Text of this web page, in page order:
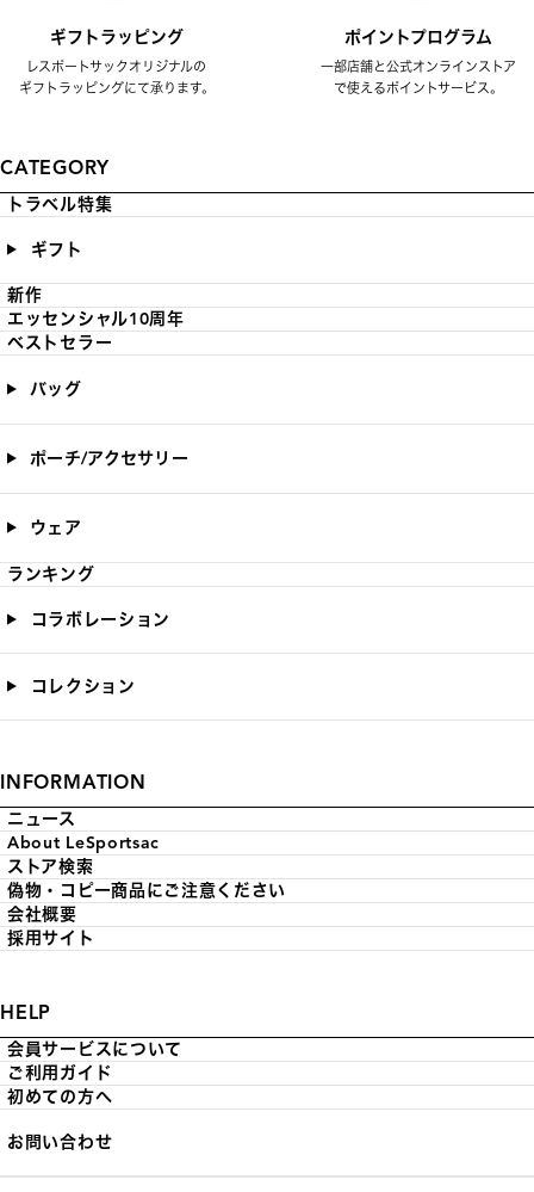
ギフトラッピング
レスポートサックオリジナルの
ギフトラッピングにて承ります。
ポイントプログラム
一部店舗と公式オンラインストア
で使えるポイントサービス。
CATEGORY
トラベル特集
ギフト
新作
エッセンシャル10周年
ベストセラー
バッグ
ポーチ/アクセサリー
ウェア
ランキング
コラボレーション
コレクション
INFORMATION
ニュース
About LeSportsac
ストア検索
偽物・コピー商品にご注意ください
会社概要
採用サイト
HELP
会員サービスについて
ご利用ガイド
初めての方へ
お問い合わせ